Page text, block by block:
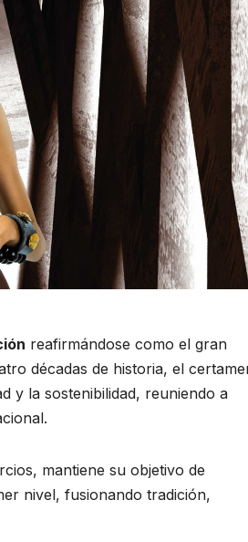
reafirmándose como el gran
décadas de historia, el
y la sostenibilidad, reuniendo a
mantiene su objetivo de
nivel, fusionando tradición,